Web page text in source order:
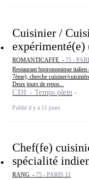
Cuisinier /
expérimenté(e)
ROMANTICAFFE - 75 -
Restaurant bistronomique
7ème), cherche cuisiner/
Deux jours de repos...
CDI - Temps plein
Publié il y a 11 jours
Chef(fe)
spécialité
RANG - 75 - PARIS 11